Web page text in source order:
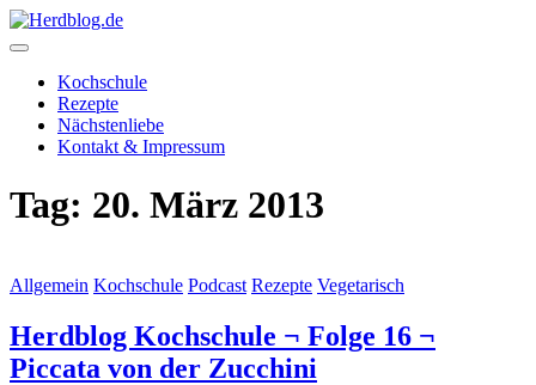
Skip
to
Herdblog.de
Kochschule
Rezepte
Nächstenliebe
Kontakt & Impressum
Tag: 20. März 2013
Allgemein Kochschule Podcast Rezepte Vegetarisch
Herdblog Kochschule ¬ Folge 16 ¬
Piccata von der Zucchini